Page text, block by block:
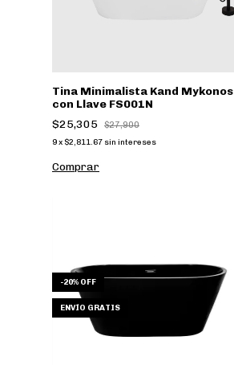
Tina Minimalista Kand Mykonos
con Llave FS001N
$25,305
$27,900
9x $2,811.67 sin intereses
Comprar
-20% OFF
ENVÍO GRATIS